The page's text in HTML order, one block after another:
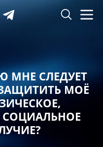
МНЕ СЛЕДУЕТ
МОЁ